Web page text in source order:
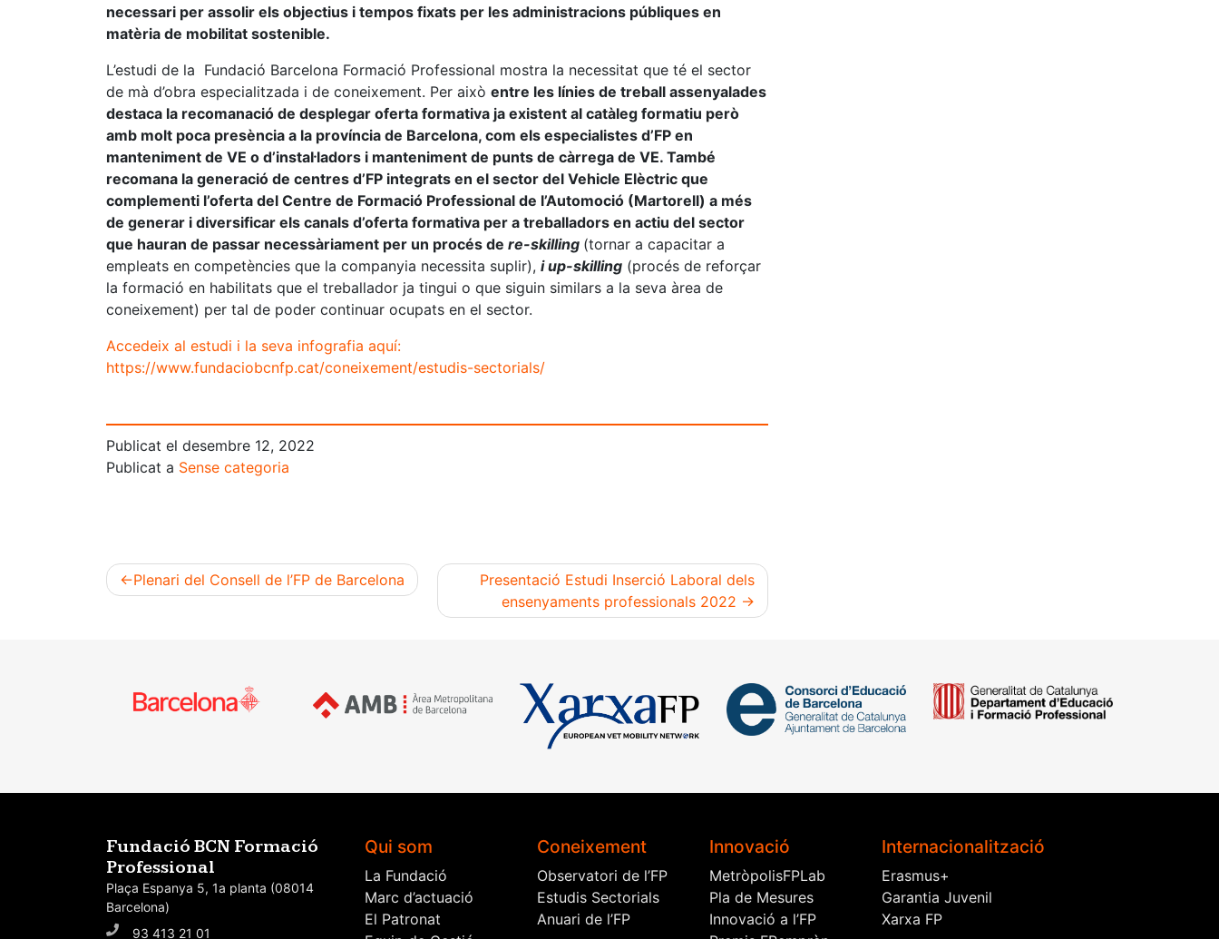
necessari per assolir els objectius i tempos fixats per les administracions públiques en
matèria de mobilitat sostenible.
L’estudi de la Fundació Barcelona Formació Professional mostra la necessitat que té el sector
de mà d’obra especialitzada i de coneixement. Per això entre les línies de treball assenyalades
destaca la recomanació de desplegar oferta formativa ja existent al catàleg formatiu però
amb molt poca presència a la província de Barcelona, com els especialistes d’FP en
manteniment de VE o d’instal·ladors i manteniment de punts de càrrega de VE. També
recomana la generació de centres d’FP integrats en el sector del Vehicle Elèctric que
complementi l’oferta del Centre de Formació Professional de l’Automoció (Martorell) a més
de generar i diversificar els canals d’oferta formativa per a treballadors en actiu del sector
que hauran de passar necessàriament per un procés de re-skilling (tornar a capacitar a
empleats en competències que la companyia necessita suplir), i up-skilling (procés de reforçar
la formació en habilitats que el treballador ja tingui o que siguin similars a la seva àrea de
coneixement) per tal de poder continuar ocupats en el sector.
Accedeix al estudi i la seva infografia aquí:
https://www.fundaciobcnfp.cat/coneixement/estudis-sectorials/
Publicat el desembre 12, 2022
Publicat a Sense categoria
Plenari del Consell de l’FP de Barcelona
Presentació Estudi Inserció Laboral dels
ensenyaments professionals 2022
Fundació BCN Formació
Professional
Plaça Espanya 5, 1a planta (08014
Barcelona)
93 413 21 01
Qui som
La Fundació
Marc d’actuació
El Patronat
Coneixement
Observatori de l’FP
Estudis Sectorials
Anuari de l’FP
Innovació
MetròpolisFPLab
Pla de Mesures
Innovació a l’FP
Internacionalització
Erasmus+
Garantia Juvenil
Xarxa FP